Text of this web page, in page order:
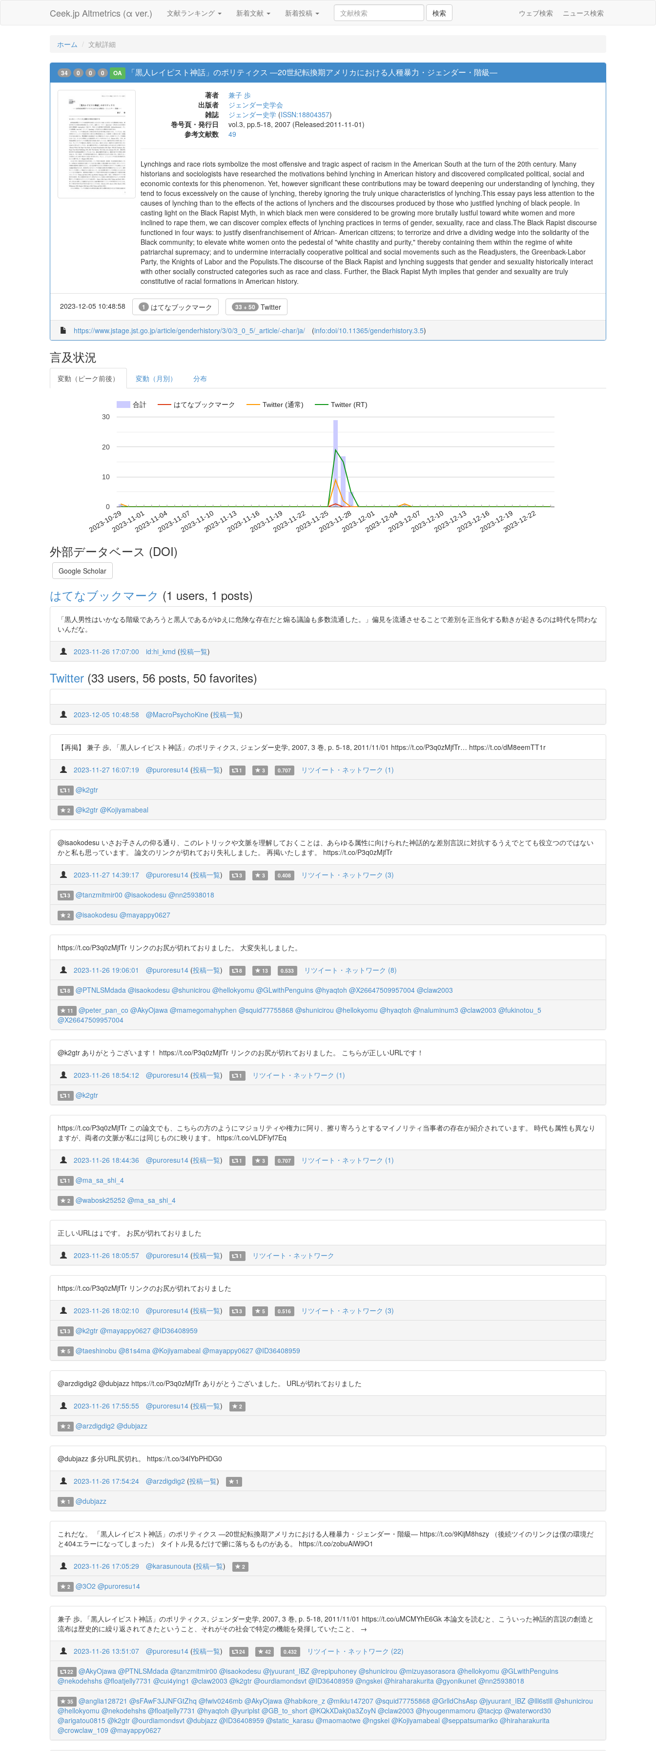
Ceek.jp Altmetrics (α ver.) 文献ランキング 新着文献 新着投稿 検索 ウェブ検索 ニュース検索
ホーム 文献詳細
34 0 0 0 OA 「黒人レイピスト神話」のポリティクス ―20世紀転換期アメリカにおける人種暴力・ジェンダー・階級―
著者
兼子 歩
出版者
ジェンダー史学会
雑誌
ジェンダー史学 (ISSN:18804357)
巻号頁・発行日
vol.3, pp.5-18, 2007 (Released:2011-11-01)
参考文献数
49
Lynchings and race riots symbolize the most offensive and tragic aspect of racism in the American South at the turn of the 20th century. Many
historians and sociologists have researched the motivations behind lynching in American history and discovered complicated political, social and
economic contexts for this phenomenon. Yet, however significant these contributions may be toward deepening our understanding of lynching, they
tend to focus excessively on the cause of lynching, thereby ignoring the truly unique characteristics of lynching.This essay pays less attention to the
causes of lynching than to the effects of the actions of lynchers and the discourses produced by those who justified lynching of black people. In
casting light on the Black Rapist Myth, in which black men were considered to be growing more brutally lustful toward white women and more
inclined to rape them, we can discover complex effects of lynching practices in terms of gender, sexuality, race and class.The Black Rapist discourse
functioned in four ways: to justify disenfranchisement of African- American citizens; to terrorize and drive a dividing wedge into the solidarity of the
Black community; to elevate white women onto the pedestal of "white chastity and purity," thereby containing them within the regime of white
patriarchal supremacy; and to undermine interracially cooperative political and social movements such as the Readjusters, the Greenback-Labor
Party, the Knights of Labor and the Populists.The discourse of the Black Rapist and lynching suggests that gender and sexuality historically interact
with other socially constructed categories such as race and class. Further, the Black Rapist Myth implies that gender and sexuality are truly
constitutive of racial formations in American history.
2023-12-05 10:48:58 1 はてなブックマーク 33 + 50 Twitter
https://www.jstage.jst.go.jp/article/genderhistory/3/0/3_0_5/_article/-char/ja/ (info:doi/10.11365/genderhistory.3.5)
言及状況
変動（ピーク前後） 変動（月別） 分布
合計 はてなブックマーク Twitter (通常) Twitter (RT)
2023-10-292023-11-012023-11-042023-11-072023-11-102023-11-132023-11-162023-11-192023-11-222023-11-252023-11-282023-12-012023-12-042023-12-072023-12-102023-12-132023-12-162023-12-192023-12-22
0
10
20
30
外部データベース (DOI)
Google Scholar
はてなブックマーク (1 users, 1 posts)
「黒人男性はいかなる階級であろうと黒人であるがゆえに危険な存在だと煽る議論も多数流通した。」偏見を流通させることで差別を正当化する動きが起きるのは時代を問わな
いんだな。
2023-11-26 17:07:00 id:hi_kmd (投稿一覧)
Twitter (33 users, 56 posts, 50 favorites)
2023-12-05 10:48:58 @MacroPsychoKine (投稿一覧)
【再掲】 兼子 歩, 「黒人レイピスト神話」のポリティクス, ジェンダー史学, 2007, 3 巻, p. 5-18, 2011/11/01 https://t.co/P3q0zMjfTr… https://t.co/dM8eemTT1r
2023-11-27 16:07:19 @puroresu14 (投稿一覧) 1 3 0.707 リツイート・ネットワーク (1)
1 @k2gtr
2 @k2gtr @Kojiyamabeal
@isaokodesu いさお子さんの仰る通り、このレトリックや文脈を理解しておくことは、あらゆる属性に向けられた神話的な差別言説に対抗するうえでとても役立つのではない
かと私も思っています。 論文のリンクが切れており失礼しました。 再掲いたします。 https://t.co/P3q0zMjfTr
2023-11-27 14:39:17 @puroresu14 (投稿一覧) 3 3 0.408 リツイート・ネットワーク (3)
3 @tanzmitmir00 @isaokodesu @nn25938018
2 @isaokodesu @mayappy0627
https://t.co/P3q0zMjfTr リンクのお尻が切れておりました。 大変失礼しました。
2023-11-26 19:06:01 @puroresu14 (投稿一覧) 8 13 0.533 リツイート・ネットワーク (8)
8 @PTNLSMdada @isaokodesu @shunicirou @hellokyomu @GLwithPenguins @hyaqtoh @X26647509957004 @claw2003
11 @peter_pan_co @AkyOjawa @mamegomahyphen @squid77755868 @shunicirou @hellokyomu @hyaqtoh @naluminum3 @claw2003 @fukinotou_5
@X26647509957004
@k2gtr ありがとうございます！ https://t.co/P3q0zMjfTr リンクのお尻が切れておりました。 こちらが正しいURLです！
2023-11-26 18:54:12 @puroresu14 (投稿一覧) 1 リツイート・ネットワーク (1)
1 @k2gtr
https://t.co/P3q0zMjfTr この論文でも、こちらの方のようにマジョリティや権力に阿り、擦り寄ろうとするマイノリティ当事者の存在が紹介されています。 時代も属性も異なり
ますが、両者の文脈が私には同じものに映ります。 https://t.co/vLDFlyf7Eq
2023-11-26 18:44:36 @puroresu14 (投稿一覧) 1 3 0.707 リツイート・ネットワーク (1)
1 @ma_sa_shi_4
2 @wabosk25252 @ma_sa_shi_4
正しいURLは↓です。 お尻が切れておりました
2023-11-26 18:05:57 @puroresu14 (投稿一覧) 1 リツイート・ネットワーク
https://t.co/P3q0zMjfTr リンクのお尻が切れておりました
2023-11-26 18:02:10 @puroresu14 (投稿一覧) 3 5 0.516 リツイート・ネットワーク (3)
3 @k2gtr @mayappy0627 @ID36408959
5 @taeshinobu @81s4ma @Kojiyamabeal @mayappy0627 @ID36408959
@arzdigdig2 @dubjazz https://t.co/P3q0zMjfTr ありがとうございました。 URLが切れておりました
2023-11-26 17:55:55 @puroresu14 (投稿一覧) 2
2 @arzdigdig2 @dubjazz
@dubjazz 多分URL尻切れ。 https://t.co/34lYbPHDG0
2023-11-26 17:54:24 @arzdigdig2 (投稿一覧) 1
1 @dubjazz
これだな。 「黒人レイピスト神話」のポリティクス ―20世紀転換期アメリカにおける人種暴力・ジェンダー・階級― https://t.co/9KijM8hszy （後続ツイのリンクは僕の環境だ
と404エラーになってしまった） タイトル見るだけで腑に落ちるものがある。 https://t.co/zobuAiW9O1
2023-11-26 17:05:29 @karasunouta (投稿一覧) 2
2 @3O2 @puroresu14
兼子 歩, 「黒人レイピスト神話」のポリティクス, ジェンダー史学, 2007, 3 巻, p. 5-18, 2011/11/01 https://t.co/uMCMYhE6Gk 本論文を読むと、こういった神話的言説の創造と
流布は歴史的に繰り返されてきたということ、それがその社会で特定の機能を発揮していたこと、 →
2023-11-26 13:51:07 @puroresu14 (投稿一覧) 24 42 0.432 リツイート・ネットワーク (22)
22 @AkyOjawa @PTNLSMdada @tanzmitmir00 @isaokodesu @jyuurant_IBZ @repipuhoney @shunicirou @mizuyasorasora @hellokyomu @GLwithPenguins
@nekodehshs @floatjelly7731 @cui4ying1 @claw2003 @k2gtr @ourdiamondsvt @ID36408959 @ngskei @hiraharakurita @gyonikunet @nn25938018
35 @anglia128721 @sFAwF3JJNFGtZhq @fwiv0246mb @AkyOjawa @habikore_z @mikiu147207 @squid77755868 @GrlldChsAsp @jyuurant_IBZ @lll6stlll @shunicirou
@hellokyomu @nekodehshs @floatjelly7731 @hyaqtoh @yuriplst @GB_to_short @KQkXDakj0a3ZoyN @claw2003 @hyougenmamoru @tacjcp @waterword30
@arigatou0815 @k2gtr @ourdiamondsvt @dubjazz @ID36408959 @static_karasu @maomaotwe @ngskei @Kojiyamabeal @seppatsumariko @hiraharakurita
@crowclaw_109 @mayappy0627